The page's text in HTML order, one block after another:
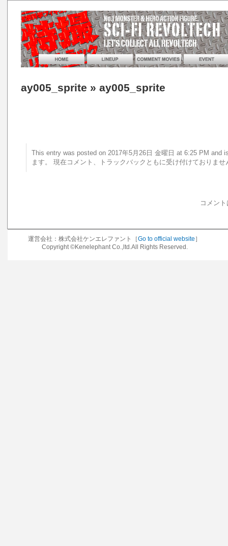
ay005_sprite » ay005_sprite
This entry was posted on 2017年5月26日 金曜日 at 6:25 PM
ます。 現在コメント、トラックバックともに受け付けておりませ
コメン
運営会社：株式会社ケンエレファント［Go to official website ］
Copyright ©Kenelephant Co.,ltd.All Rights Reserved.